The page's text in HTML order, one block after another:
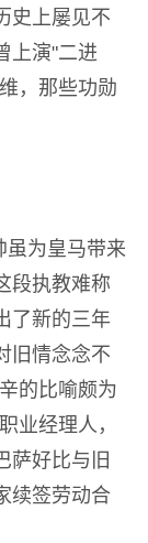
史上屡见不
上演"二进
，那些功勋
为皇马带来
段执教难称
了新的三年
旧情念念不
的比喻颇为
业经理人，
萨好比与旧
续签劳动合